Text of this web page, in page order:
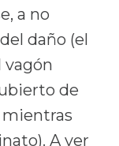
a no
daño (el
vagón
de
mientras
A ver